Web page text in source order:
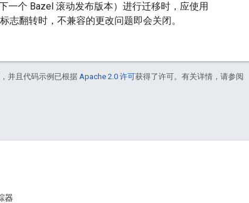
一个 Bazel 滚动发布版本）进行迁移时，应使用
志翻转时，不兼容的更改问题即会关闭。
并且代码示例已根据 Apache 2.0 许可获得了许可。有关详情，请参阅
器